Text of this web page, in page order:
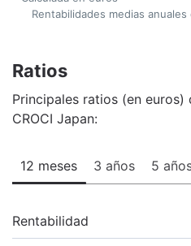
Rentabilidades medias
Ratios
Principales ratios (en
CROCI Japan:
12 meses 3 años 5
Rentabilidad